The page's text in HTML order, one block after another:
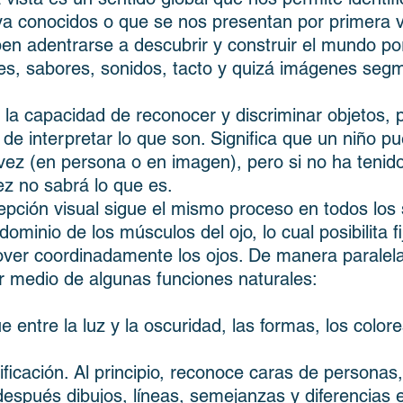
conocidos o que se nos presentan por primera
adentrarse a descubrir y construir el mundo
sabores, sonidos, tacto y quizá imágenes
capacidad de reconocer y discriminar objetos,
interpretar lo que son. Significa que un niño
(en persona o en imagen), pero si no ha
no sabrá lo que es.
visual sigue el mismo proceso en todos los
de los músculos del ojo, lo cual posibilita
coordinadamente los ojos. De manera
medio de algunas funciones naturales:
entre la luz y la oscuridad, las formas, los
Al principio, reconoce caras de
dibujos, líneas, semejanzas y diferencias